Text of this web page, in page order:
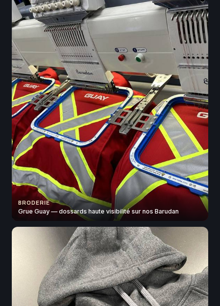
BRODERIE
Grue Guay — dossards haute visibilité sur nos Barudan